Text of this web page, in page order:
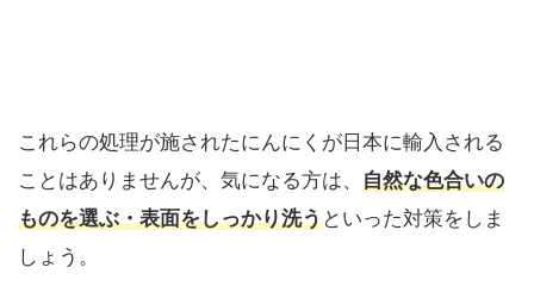
これらの処理が施されたにんにくが日本に輸入される
ことはありませんが、気になる方は、 自然な色合いの
ものを選ぶ・表面をしっかり洗うといった対策をしま
しょう。